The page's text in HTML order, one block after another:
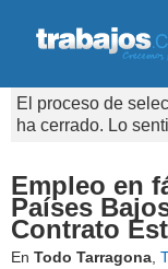
El proceso de
ha cerrado. Lo
Empleo en
Países
Contrato
En Todo Tarragona